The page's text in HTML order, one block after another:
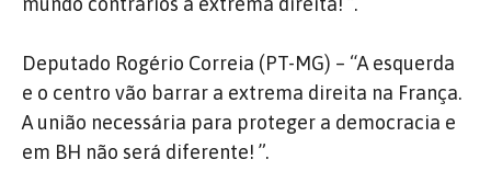
Deputado Rogério Correia (PT-MG) – “A esquerda
e o centro vão barrar a extrema direita na França.
A união necessária para proteger a democracia e
em BH não será diferente! ”.